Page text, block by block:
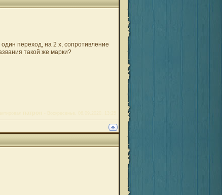
переход, на 2 х, сопротивление
такой же марки?